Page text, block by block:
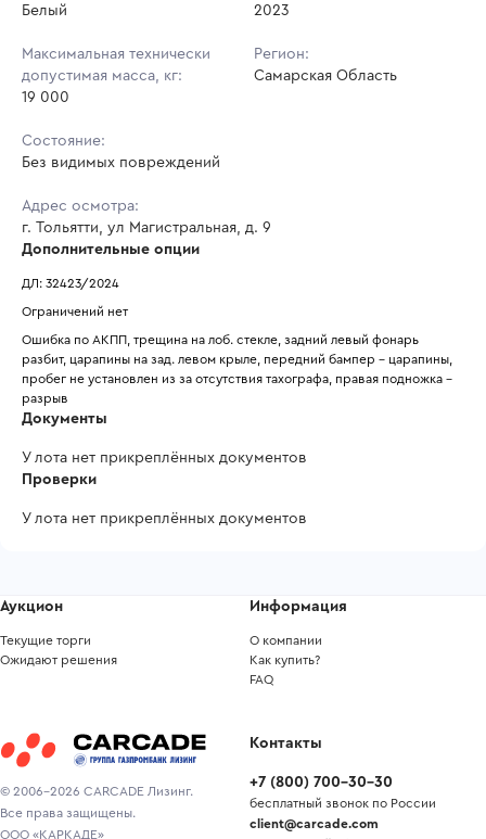
Белый
2023
Максимальная технически
допустимая масса, кг:
19 000
Регион:
Самарская Область
Состояние:
Без видимых повреждений
Адрес осмотра:
г. Тольятти, ул Магистральная, д. 9
Дополнительные опции
ДЛ: 32423/2024
Ограничений нет
Ошибка по АКПП, трещина на лоб. стекле, задний левый фонарь
разбит, царапины на зад. левом крыле, передний бампер - царапины,
пробег не установлен из за отсутствия тахографа, правая подножка -
разрыв
Документы
У лота нет прикреплённых документов
Проверки
У лота нет прикреплённых документов
© 2006-2026 CARCADE Лизинг.
Все права защищены.
ООО «КАРКАДЕ»
Аукцион
Текущие торги
Ожидают решения
Информация
О компании
Как купить?
FAQ
Контакты
+7 (800) 700-30-30
бесплатный звонок по России
client@carcade.com